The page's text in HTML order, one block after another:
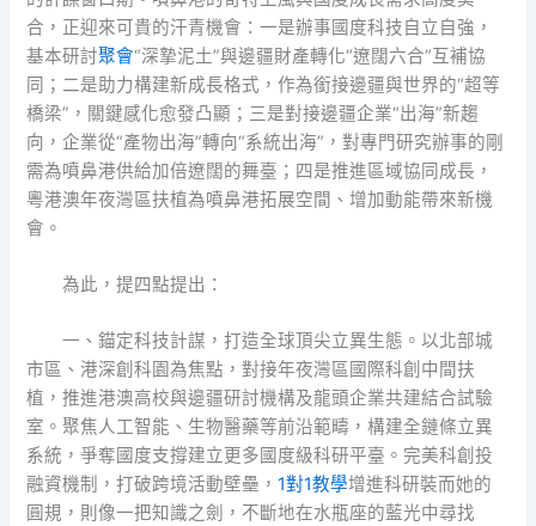
合，正迎來可貴的汗青機會：一是辦事國度科技自立自強，
基本研討聚會“深摯泥土”與邊疆財產轉化“遼闊六合”互補協
同；二是助力構建新成長格式，作為銜接邊疆與世界的“超等
橋梁”，關鍵感化愈發凸顯；三是對接邊疆企業“出海”新趨
向，企業從“產物出海”轉向“系統出海”，對專門研究辦事的剛
需為噴鼻港供給加倍遼闊的舞臺；四是推進區域協同成長，
粵港澳年夜灣區扶植為噴鼻港拓展空間、增加動能帶來新機
會。
為此，提四點提出：
一、錨定科技計謀，打造全球頂尖立異生態。以北部城
市區、港深創科園為焦點，對接年夜灣區國際科創中間扶
植，推進港澳高校與邊疆研討機構及龍頭企業共建結合試驗
室。聚焦人工智能、生物醫藥等前沿範疇，構建全鏈條立異
系統，爭奪國度支撐建立更多國度級科研平臺。完美科創投
融資機制，打破跨境活動壁壘，1對1教學增進科研裝而她的
圓規，則像一把知識之劍，不斷地在水瓶座的藍光中尋找